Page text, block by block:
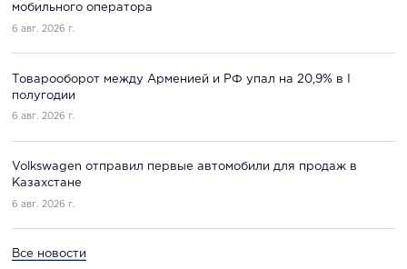
мобильного оператора
6 авг. 2026 г.
Товарооборот между Арменией и РФ упал на 20,9% в I
полугодии
6 авг. 2026 г.
Volkswagen отправил первые автомобили для продаж в
Казахстане
6 авг. 2026 г.
Все новости